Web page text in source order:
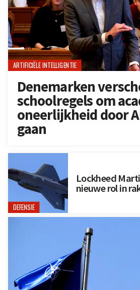
ARTIFICIËLE INTELLIGENTIE
Denemarken
schoolregels om
oneerlijkheid door
gaan
DEFENSIE
Lockheed
nieuwe rol in